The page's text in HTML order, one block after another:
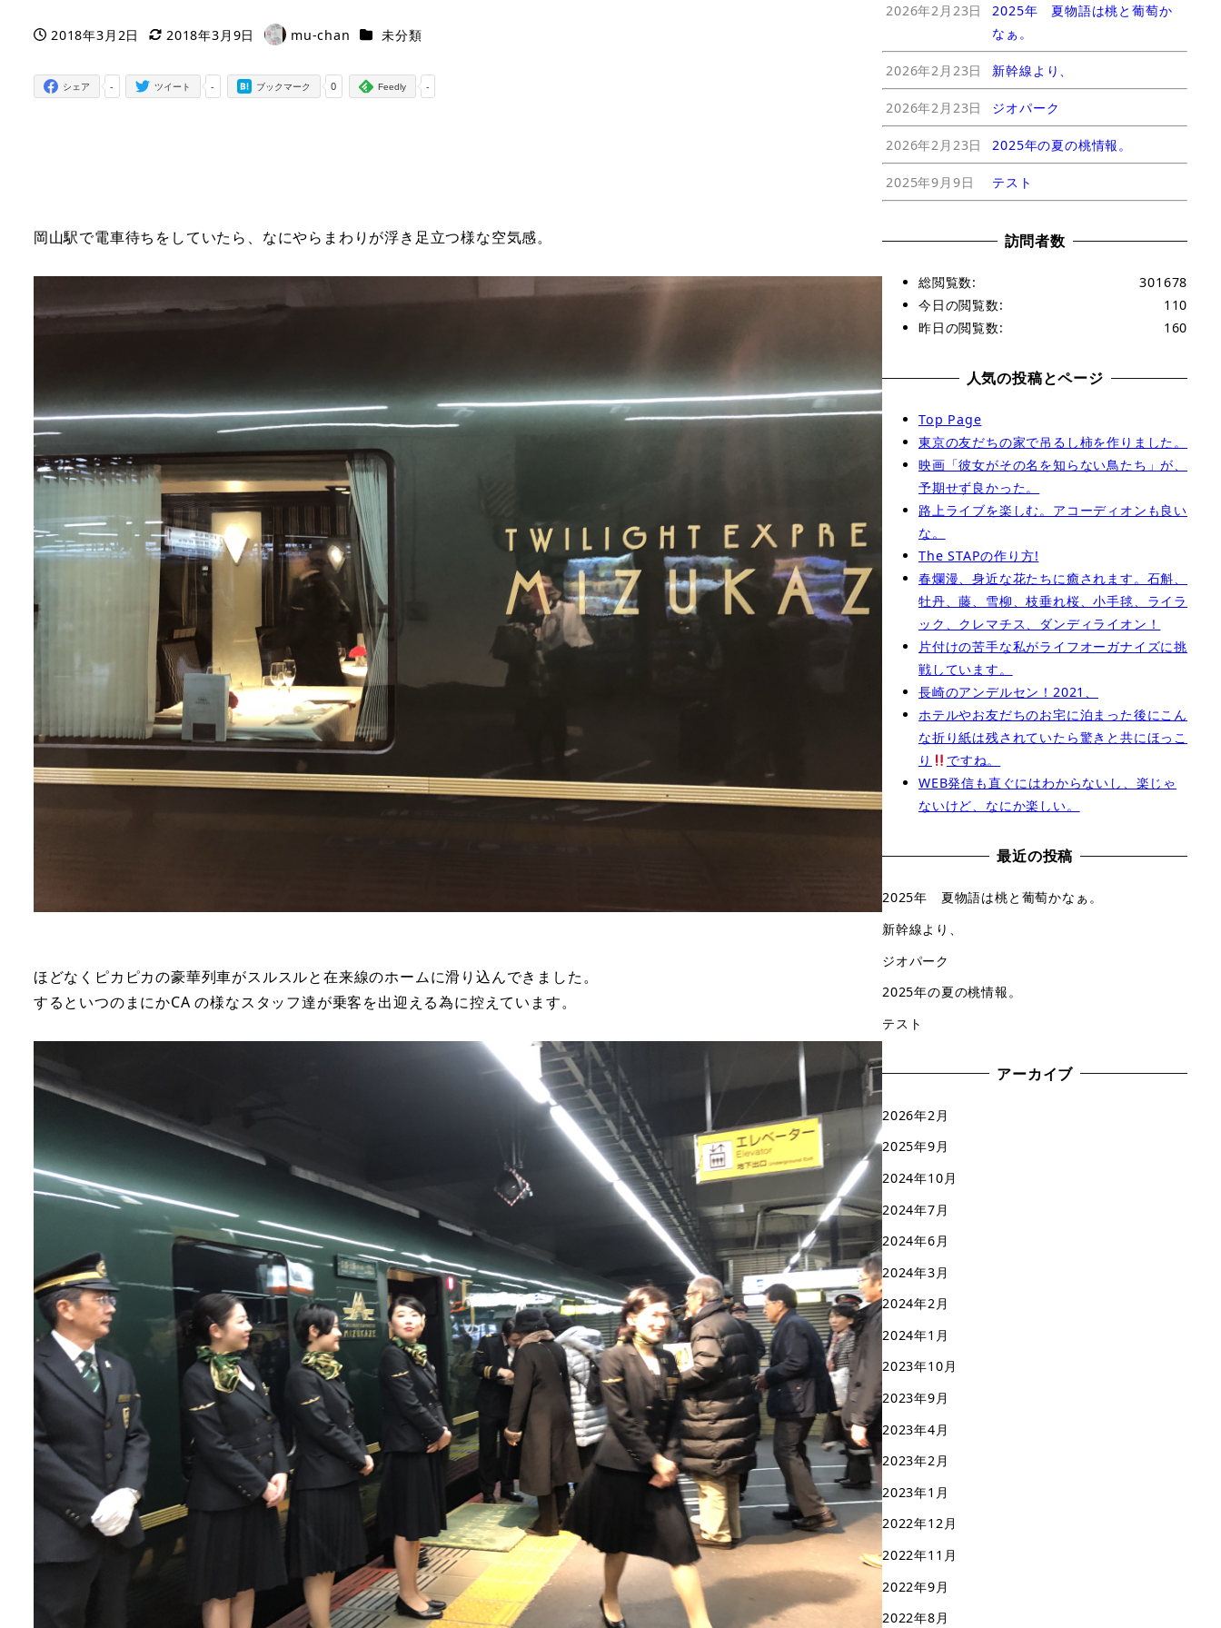
投稿日
2018年3月2日
更新日
2018年3月9日
著
mu-chan カテゴリー
未分類
-
シェア -
ツイート 0
ブックマーク -
Feedly
岡山駅で電車待ちをしていたら、なにやらまわりが浮き足立つ様な空気感。
ほどなくピカピカの豪華列車がスルスルと在来線のホームに滑り込んできました。
するといつのまにかCA の様なスタッフ達が乗客を出迎える為に控えています。
2026年2月23日
2025年 夏物語は桃と葡萄か
なぁ。
2026年2月23日 新幹線より、
2026年2月23日 ジオパーク
2026年2月23日 2025年の夏の桃情報。
2025年9月9日 テスト
訪問者数
301678
総閲覧数:
110
今日の閲覧数:
160
昨日の閲覧数:
人気の投稿とページ
Top Page
東京の友だちの家で吊るし柿を作りました。
映画「彼女がその名を知らない鳥たち」が、
予期せず良かった。
路上ライブを楽しむ。アコーディオンも良い
な。
The STAPの作り方!
春爛漫、身近な花たちに癒されます。石斛、
牡丹、藤、雪柳、枝垂れ桜、小手毬、ライラ
ック、クレマチス、ダンディライオン！
片付けの苦手な私がライフオーガナイズに挑
戦しています。
長崎のアンデルセン！2021、
ホテルやお友だちのお宅に泊まった後にこん
な折り紙は残されていたら驚きと共にほっこ
り
ですね。
WEB発信も直ぐにはわからないし、楽じゃ
ないけど、なにか楽しい。
最近の投稿
2025年 夏物語は桃と葡萄かなぁ。
新幹線より、
ジオパーク
2025年の夏の桃情報。
テスト
アーカイブ
2026年2月
2025年9月
2024年10月
2024年7月
2024年6月
2024年3月
2024年2月
2024年1月
2023年10月
2023年9月
2023年4月
2023年2月
2023年1月
2022年12月
2022年11月
2022年9月
2022年8月